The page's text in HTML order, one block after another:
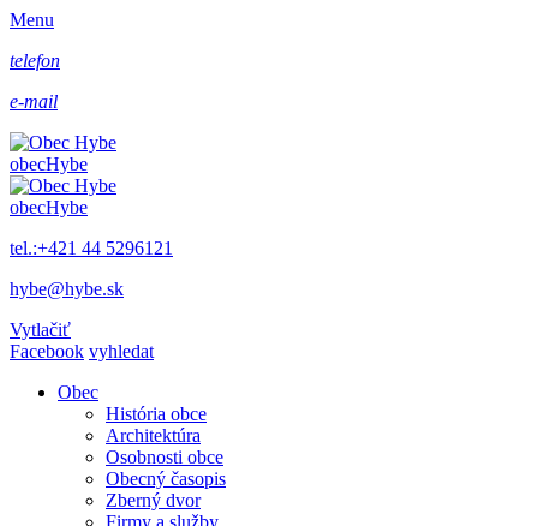
Menu
telefon
e-mail
obecHybe
obecHybe
tel.:+421 44 5296121
hybe@hybe.sk
Vytlačiť
Facebook vyhledat
Obec
História obce
Architektúra
Osobnosti obce
Obecný časopis
Zberný dvor
Firmy a služby